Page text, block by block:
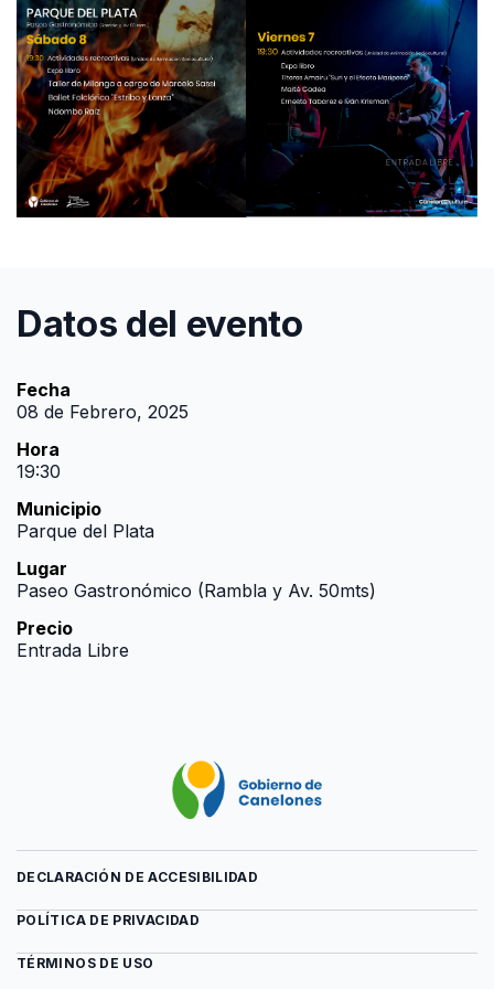
Datos del evento
Fecha
08 de Febrero, 2025
Hora
19:30
Municipio
Parque del Plata
Lugar
Paseo Gastronómico (Rambla y Av. 50mts)
Precio
Entrada Libre
DECLARACIÓN DE ACCESIBILIDAD
POLÍTICA DE PRIVACIDAD
TÉRMINOS DE USO